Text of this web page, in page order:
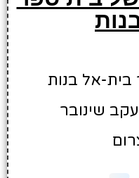
אל בנות
שינובר